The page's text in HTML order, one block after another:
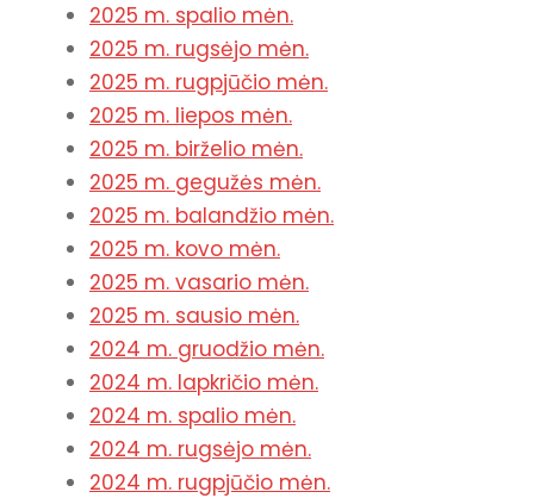
2025 m. spalio mėn.
2025 m. rugsėjo mėn.
2025 m. rugpjūčio mėn.
2025 m. liepos mėn.
2025 m. birželio mėn.
2025 m. gegužės mėn.
2025 m. balandžio mėn.
2025 m. kovo mėn.
2025 m. vasario mėn.
2025 m. sausio mėn.
2024 m. gruodžio mėn.
2024 m. lapkričio mėn.
2024 m. spalio mėn.
2024 m. rugsėjo mėn.
2024 m. rugpjūčio mėn.